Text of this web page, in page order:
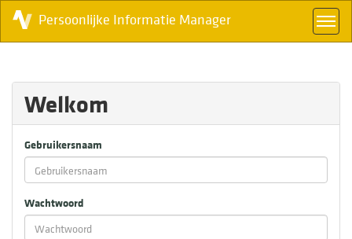
Persoonlijke Informatie Manager
Welkom
Gebruikersnaam
Wachtwoord